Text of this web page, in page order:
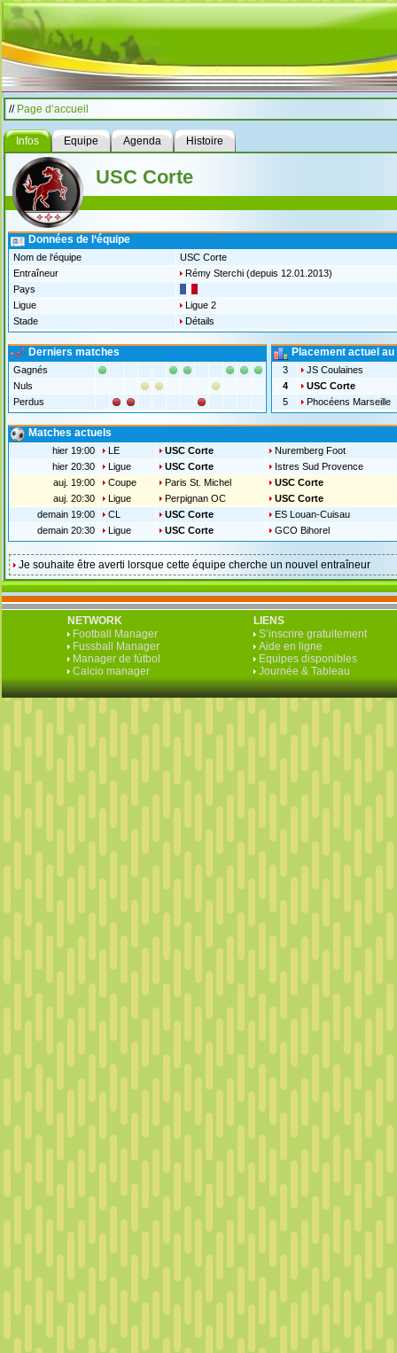
// Page d‘accueil
Infos Equipe Agenda Histoire
USC Corte
Données de l‘équipe
Nom de l‘équipe
USC Corte
Entraîneur
Rémy Sterchi (depuis 12.01.2013)
Pays
Ligue
Ligue 2
Stade
Détails
Derniers matches
Gagnés
Nuls
Perdus
Placement actuel
3
JS Coulaines
4
USC Corte
5
Phocéens Marseille
Matches actuels
hier 19:00 LE USC Corte
Nuremberg Foot
hier 20:30
Ligue USC Corte
Istres Sud Provence
auj. 19:00
Coupe Paris St. Michel
USC Corte
auj. 20:30
Ligue Perpignan OC
USC Corte
demain 19:00
CL USC Corte
ES Louan-Cuisau
demain 20:30
Ligue USC Corte GCO Bihorel
Je souhaite être averti lorsque cette équipe cherche un nouvel entraîneur
NETWORK
Football Manager
Fussball Manager
Manager de fútbol
Calcio manager
LIENS
S‘inscrire gratuitement
Aide en ligne
Equipes disponibles
Journée & Tableau